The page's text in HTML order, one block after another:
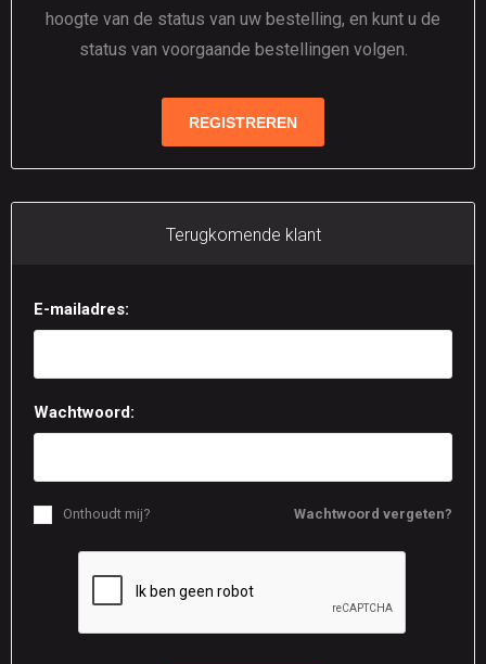
hoogte van de status van uw bestelling, en kunt u de
status van voorgaande bestellingen volgen.
Terugkomende klant
E-mailadres:
Wachtwoord:
Wachtwoord vergeten?
Onthoudt mij?